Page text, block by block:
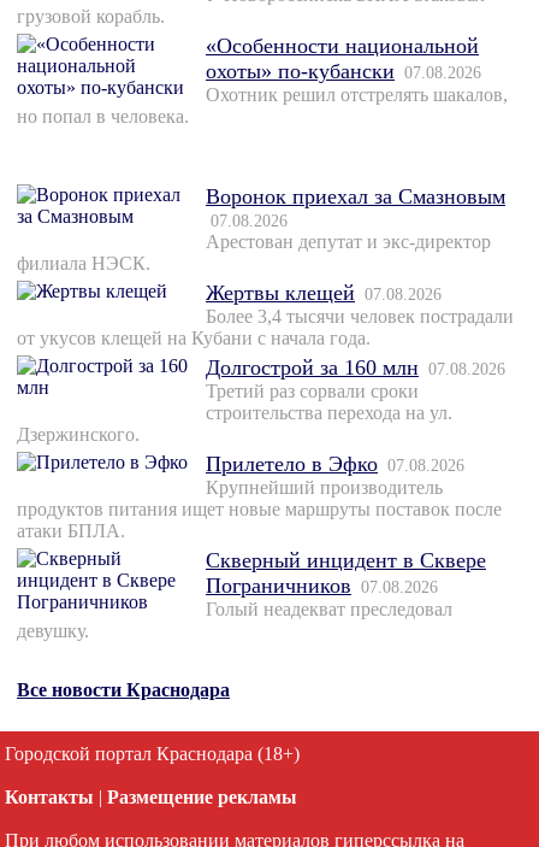
грузовой корабль.
«Особенности национальной
охоты» по-кубански 07.08.2026
Охотник решил отстрелять шакалов,
но попал в человека.
Воронок приехал за Смазновым
07.08.2026
Арестован депутат и экс-директор
филиала НЭСК.
Жертвы клещей 07.08.2026
Более 3,4 тысячи человек пострадали
от укусов клещей на Кубани с начала года.
Долгострой за 160 млн 07.08.2026
Третий раз сорвали сроки
строительства перехода на ул.
Дзержинского.
Прилетело в Эфко 07.08.2026
Крупнейший производитель
продуктов питания ищет новые маршруты поставок после
атаки БПЛА.
Скверный инцидент в Сквере
Пограничников 07.08.2026
Голый неадекват преследовал
девушку.
Все новости Краснодара
Городской портал Краснодара (18+)
Контакты | Размещение рекламы
При любом использовании материалов гиперссылка на